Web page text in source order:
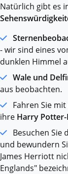
Natürlich gibt es
- wir sind eines
dunklen Himmel
Wale und
aus beobachten.
Fahren Sie
ihre Harry Potter-
Besuchen Sie
und bewundern
James Herriott
Englands"